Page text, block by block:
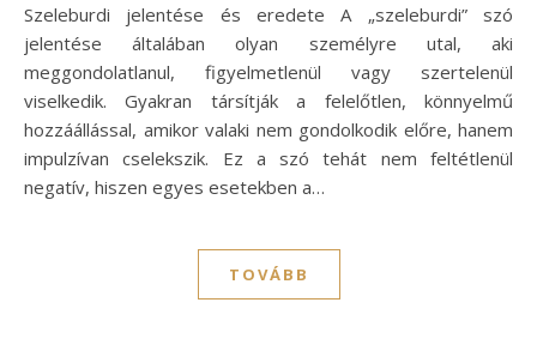
Szeleburdi jelentése és eredete A „szeleburdi” szó
jelentése általában olyan személyre utal, aki
meggondolatlanul, figyelmetlenül vagy szertelenül
viselkedik. Gyakran társítják a felelőtlen, könnyelmű
hozzáállással, amikor valaki nem gondolkodik előre, hanem
impulzívan cselekszik. Ez a szó tehát nem feltétlenül
negatív, hiszen egyes esetekben a…
TOVÁBB